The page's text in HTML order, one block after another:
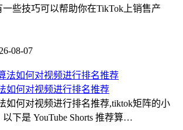
些技巧可以帮助你在TikTok上销售产
08-07
如何对视频进行排名推荐
如何对视频进行排名推荐,tiktok矩阵的小
下是 YouTube Shorts 推荐算…